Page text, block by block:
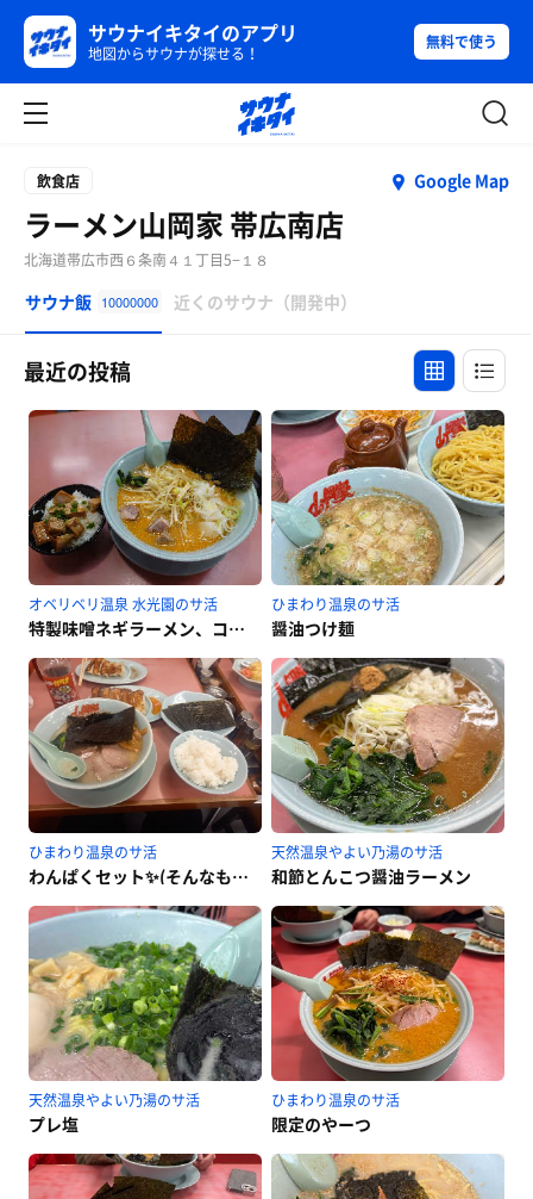
サウナイキタイのアプリ
地図からサウナが探せる！
無料で使う
飲食店 Google Map
ラーメン山岡家 帯広南店
北海道帯広市西６条南４１丁目5−１８
サウナ飯 10000000 近くのサウナ（開発中）
最近の投稿
オベリベリ温泉 水光園のサ活
特製味噌ネギラーメン、コロチャー丼
ひまわり温泉のサ活
醤油つけ麺
ひまわり温泉のサ活
わんぱくセット✨(そんなものはない)
天然温泉やよい乃湯のサ活
和節とんこつ醤油ラーメン
天然温泉やよい乃湯のサ活
プレ塩
ひまわり温泉のサ活
限定のやーつ